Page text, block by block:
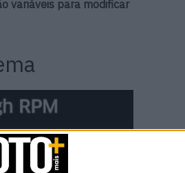
variáveis ​​para modificar